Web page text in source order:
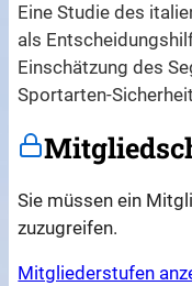
Eine Studie des
als
Einschätzung des
Sportarten-
Sie müssen ein
zuzugreifen.
Mitgliederstufen